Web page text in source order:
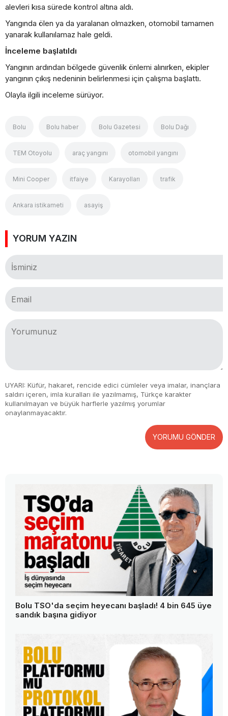
alevleri kısa sürede kontrol altına aldı.
Yangında ölen ya da yaralanan olmazken, otomobil tamamen
yanarak kullanılamaz hale geldi.
İnceleme başlatıldı
Yangının ardından bölgede güvenlik önlemi alınırken, ekipler
yangının çıkış nedeninin belirlenmesi için çalışma başlattı.
Olayla ilgili inceleme sürüyor.
Bolu Bolu haber Bolu Gazetesi Bolu Dağı
TEM Otoyolu araç yangını otomobil yangını
Mini Cooper itfaiye Karayolları trafik
Ankara istikameti asayiş
YORUM YAZIN
UYARI: Küfür, hakaret, rencide edici cümleler veya imalar, inançlara
saldırı içeren, imla kuralları ile yazılmamış, Türkçe karakter
kullanılmayan ve büyük harflerle yazılmış yorumlar
onaylanmayacaktır.
YORUMU GÖNDER
Bolu TSO'da seçim heyecanı başladı! 4 bin 645 üye
sandık başına gidiyor